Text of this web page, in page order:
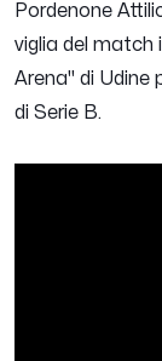
Pordenone
viglia del match
Arena" di Udine
di Serie B.